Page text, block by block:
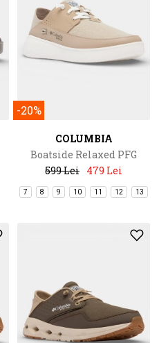
-20%
COLUMBIA
Boatside Relaxed PFG
599 Lei 479 Lei
7 8 9 10 11 12 13